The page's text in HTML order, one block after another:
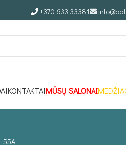
+370 633 33381
KONTAKTAIMŪSŲ SALONAI
55A.